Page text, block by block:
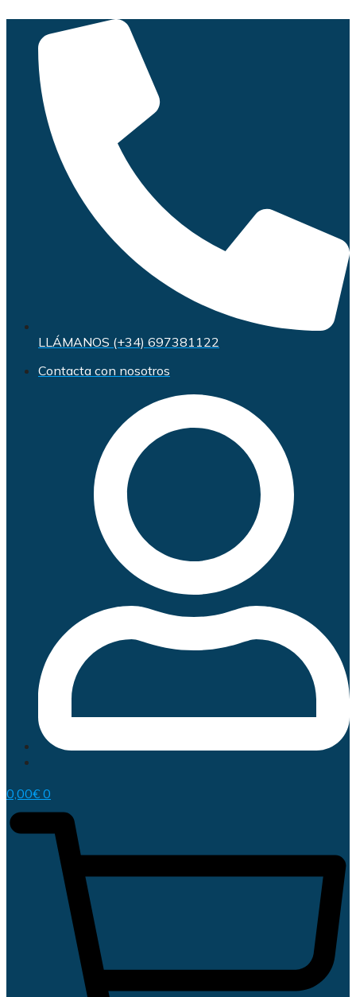
contenido
LLÁMANOS (+34) 697381122
Contacta con nosotros
0,00€ 0